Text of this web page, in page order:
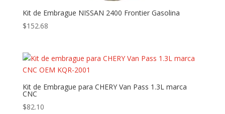
Kit de Embrague NISSAN 2400 Frontier Gasolina
$152.68
Kit de Embrague para CHERY Van Pass 1.3L marca
CNC
$82.10